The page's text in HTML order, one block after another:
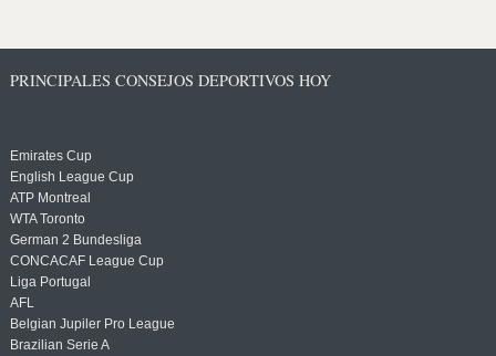
PRINCIPALES CONSEJOS DEPORTIVOS HOY
Emirates Cup
English League Cup
ATP Montreal
WTA Toronto
German 2 Bundesliga
CONCACAF League Cup
Liga Portugal
AFL
Belgian Jupiler Pro League
Brazilian Serie A